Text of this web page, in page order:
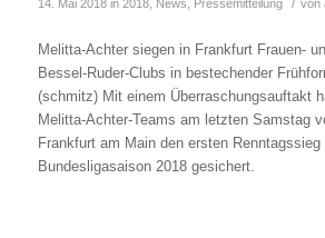
14. Mai 2018 in 2018, News, Pressemitteilung / von
Melitta-Achter siegen in Frankfurt Frauen-
Bessel-Ruder-Clubs in bestechender
(schmitz) Mit einem Überraschungsauftakt
Melitta-Achter-Teams am letzten Samstag
Frankfurt am Main den ersten Renntagssieg
Bundesligasaison 2018 gesichert.